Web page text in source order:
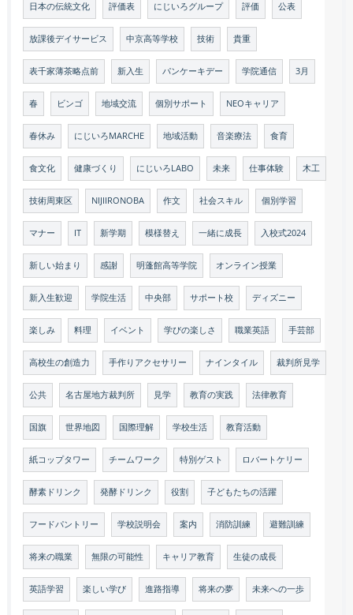
日本の伝統文化 評価表 にじいろグループ 評価 公表
放課後デイサービス 中京高等学校 技術 貴重
表千家薄茶略点前 新入生 パンケーキデー 学院通信 3月
春 ビンゴ 地域交流 個別サポート NEOキャリア
春休み にじいろMARCHE 地域活動 音楽療法 食育
食文化 健康づくり にじいろLABO 未来 仕事体験 木工
技術周東区 NIJIIRONOBA 作文 社会スキル 個別学習
マナー IT 新学期 模様替え 一緒に成長 入校式2024
新しい始まり 感謝 明蓬館高等学院 オンライン授業
新入生歓迎 学院生活 中央部 サポート校 ディズニー
楽しみ 料理 イベント 学びの楽しさ 職業英語 手芸部
高校生の創造力 手作りアクセサリー ナインタイル 裁判所見学
公共 名古屋地方裁判所 見学 教育の実践 法律教育
国旗 世界地図 国際理解 学校生活 教育活動
紙コップタワー チームワーク 特別ゲスト ロバートケリー
酵素ドリンク 発酵ドリンク 役割 子どもたちの活躍
フードパントリー 学校説明会 案内 消防訓練 避難訓練
将来の職業 無限の可能性 キャリア教育 生徒の成長
英語学習 楽しい学び 進路指導 将来の夢 未来への一歩